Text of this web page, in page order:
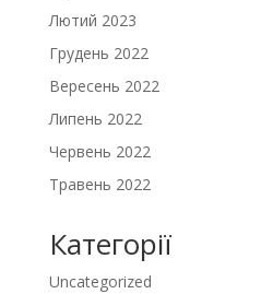
Лютий 2023
Грудень 2022
Вересень 2022
Липень 2022
Червень 2022
Травень 2022
Категорії
Uncategorized